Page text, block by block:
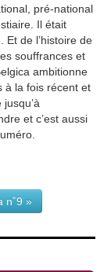
pré-national
Il était
Et de l’histoire de
souffrances et
ambitionne
à la fois récent et
et c’est aussi
n˚9 »